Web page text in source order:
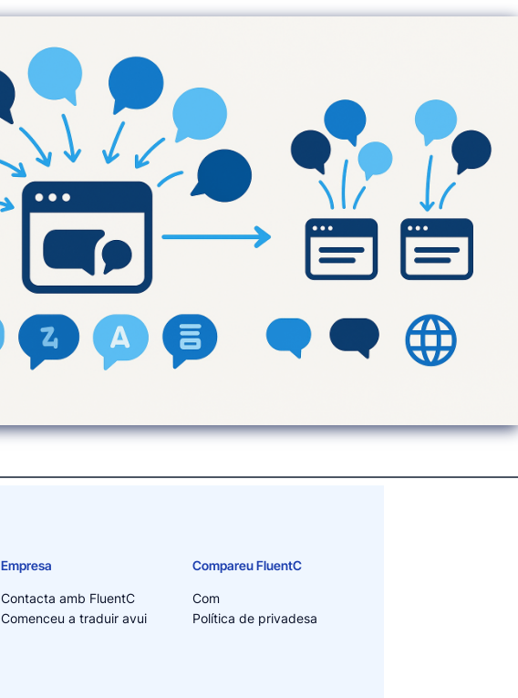
Empresa
Contacta amb FluentC
Comenceu a traduir avui
Compareu FluentC
Com
Política de privadesa